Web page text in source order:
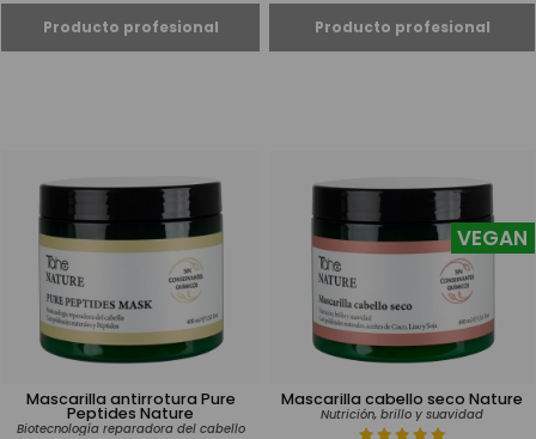
Mascarilla antirrotura Pure
Peptides Nature
Biotecnología reparadora del cabello
Mascarilla cabello seco Nature
Nutrición, brillo y suavidad
VEGAN